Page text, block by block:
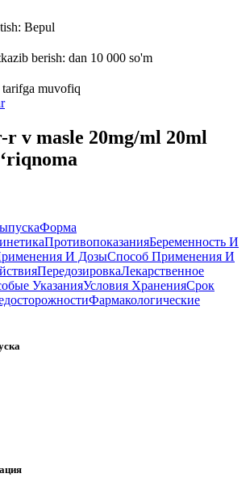
Bepul
berish: dan 10 000 so'm
tarifga muvofiq
v masle 20mg/ml 20ml
Форма
ПротивопоказанияБеременность И
И ДозыСпособ Применения И
ПередозировкаЛекарственное
УказанияУсловия ХраненияСрок
Фармакологические